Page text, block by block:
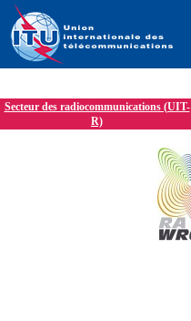
Secteur des radiocommunications (UIT-
R)